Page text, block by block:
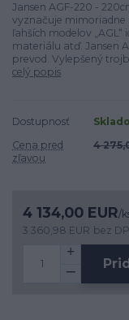
Jansen AGF-220 -
vyznačuje mimoriadne
ľahších modelov
materiálu atď. Jansen
prevod. Vylepšený
celý popis
Dostupnosť
Cena pred
zľavou
4
4 134,00 EUR/
3 360,98 EUR bez